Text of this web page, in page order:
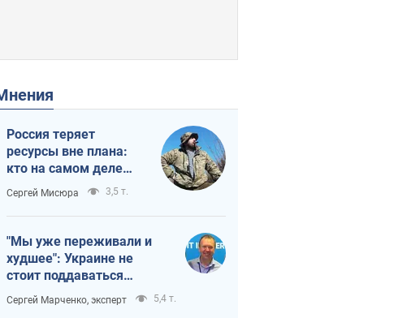
Мнения
Россия теряет
ресурсы вне плана:
кто на самом деле
диктует темп войны
Сергей Мисюра 3,5 т.
"Мы уже переживали и
худшее": Украине не
стоит поддаваться
отчаянию из-за
ракетного террора
Сергей Марченко, эксперт 5,4 т.